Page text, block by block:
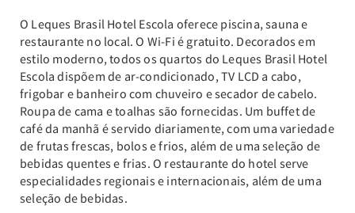
O Leques Brasil Hotel Escola oferece piscina, sauna e
restaurante no local. O Wi-Fi é gratuito. Decorados em
estilo moderno, todos os quartos do Leques Brasil Hotel
Escola dispõem de ar-condicionado, TV LCD a cabo,
frigobar e banheiro com chuveiro e secador de cabelo.
Roupa de cama e toalhas são fornecidas. Um buffet de
café da manhã é servido diariamente, com uma variedade
de frutas frescas, bolos e frios, além de uma seleção de
bebidas quentes e frias. O restaurante do hotel serve
especialidades regionais e internacionais, além de uma
seleção de bebidas.